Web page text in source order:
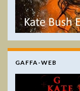
GAFFA-WEB